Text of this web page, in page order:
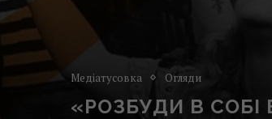
Медіатусовка Огляди
«РОЗБУДИ В СОБІ